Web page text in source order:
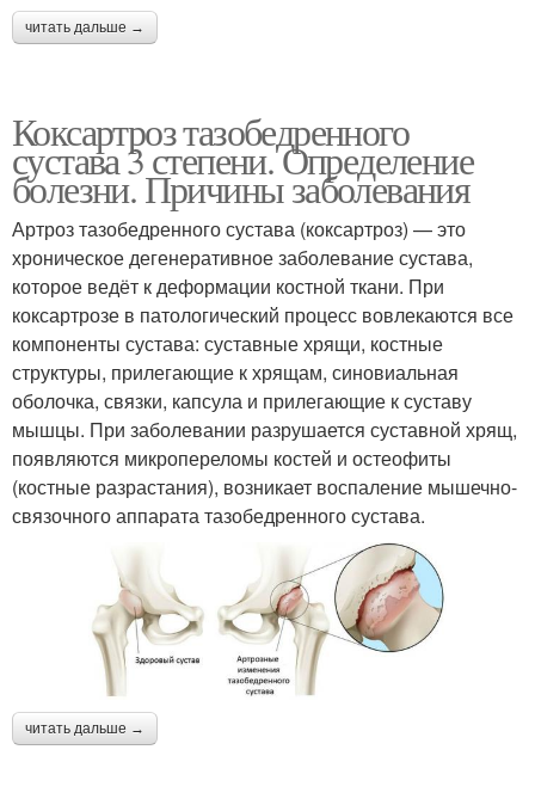
читать дальше →
Коксартроз тазобедренного
сустава 3 степени. Определение
болезни. Причины заболевания
Артроз тазобедренного сустава (коксартроз) — это
хроническое дегенеративное заболевание сустава,
которое ведёт к деформации костной ткани. При
коксартрозе в патологический процесс вовлекаются все
компоненты сустава: суставные хрящи, костные
структуры, прилегающие к хрящам, синовиальная
оболочка, связки, капсула и прилегающие к суставу
мышцы. При заболевании разрушается суставной хрящ,
появляются микропереломы костей и остеофиты
(костные разрастания), возникает воспаление мышечно-
связочного аппарата тазобедренного сустава.
читать дальше →